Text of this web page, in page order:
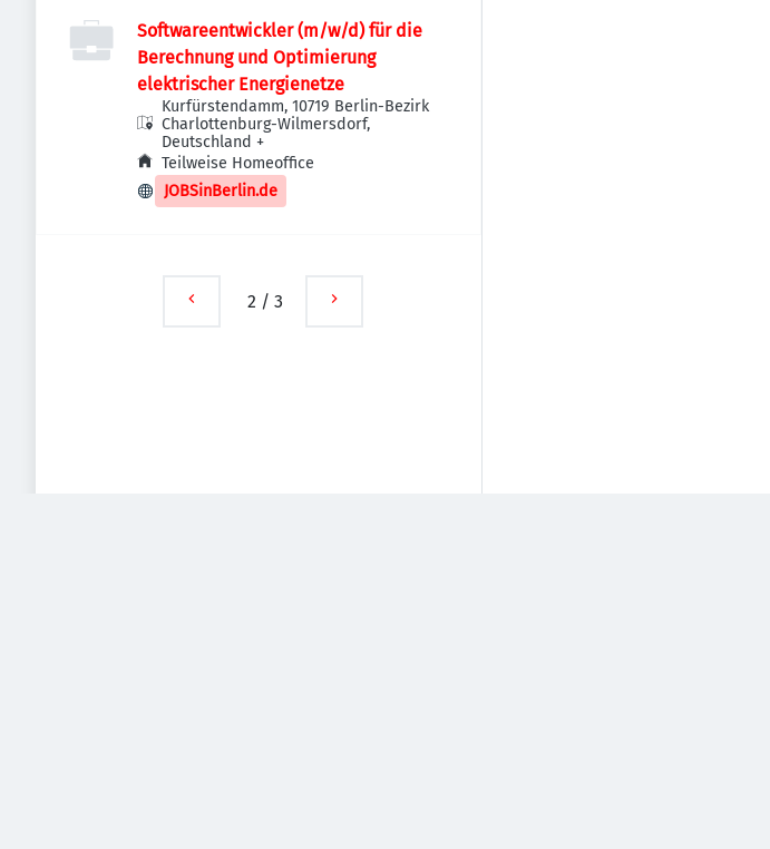
Softwareentwickler (m/w/d) für die
Berechnung und Optimierung
elektrischer Energienetze
Kurfürstendamm, 10719 Berlin-Bezirk
Charlottenburg-Wilmersdorf,
Deutschland +
Teilweise Homeoffice
JOBSinBerlin.de
2 / 3